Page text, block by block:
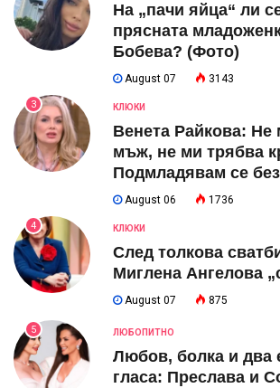
На „пачи яйца“ ли
прясната
Бобева? (Фото)
August 07 3143
3 КЛЮКИ
Венета Райкова: Не
мъж, не ми трябва
Подмладявам се
August 06 1736
4 КЛЮКИ
След толкова
Миглена Ангелова
August 07 875
5 ЛЮБОПИТНО
Любов, болка и два
гласа: Преслава и